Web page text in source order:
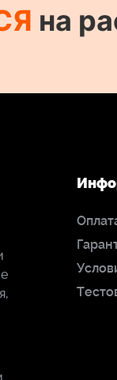
на